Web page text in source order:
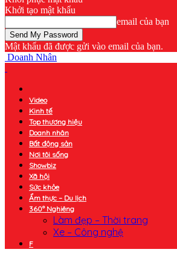
Khởi tạo mật khẩu
email của bạn
Mật khẩu đã được gửi vào email của bạn.
Doanh Nhân
Video
Kinh tế
Top thương hiệu
Doanh nhân
Bất động sản
Nơi tôi sống
Showbiz
Xã hội
Sức khỏe
Ẩm thực – Du lịch
360° Nghiêng
Làm đẹp – Thời trang
Xe – Công nghệ
F